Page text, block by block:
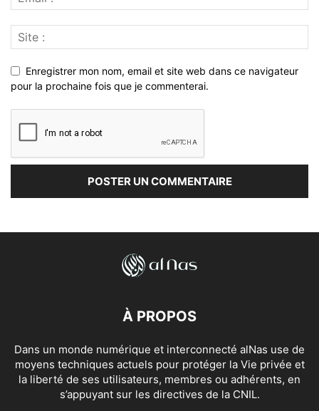
Enregistrer mon nom, email et site web dans ce navigateur
pour la prochaine fois que je commenterai.
À PROPOS
Dans un monde numérique et interconnecté alNas use de
moyens techniques actuels pour protéger la Vie privée et
la liberté de ses utilisateurs, membres ou adhérents, en
s’appuyant sur les directives de la CNIL.